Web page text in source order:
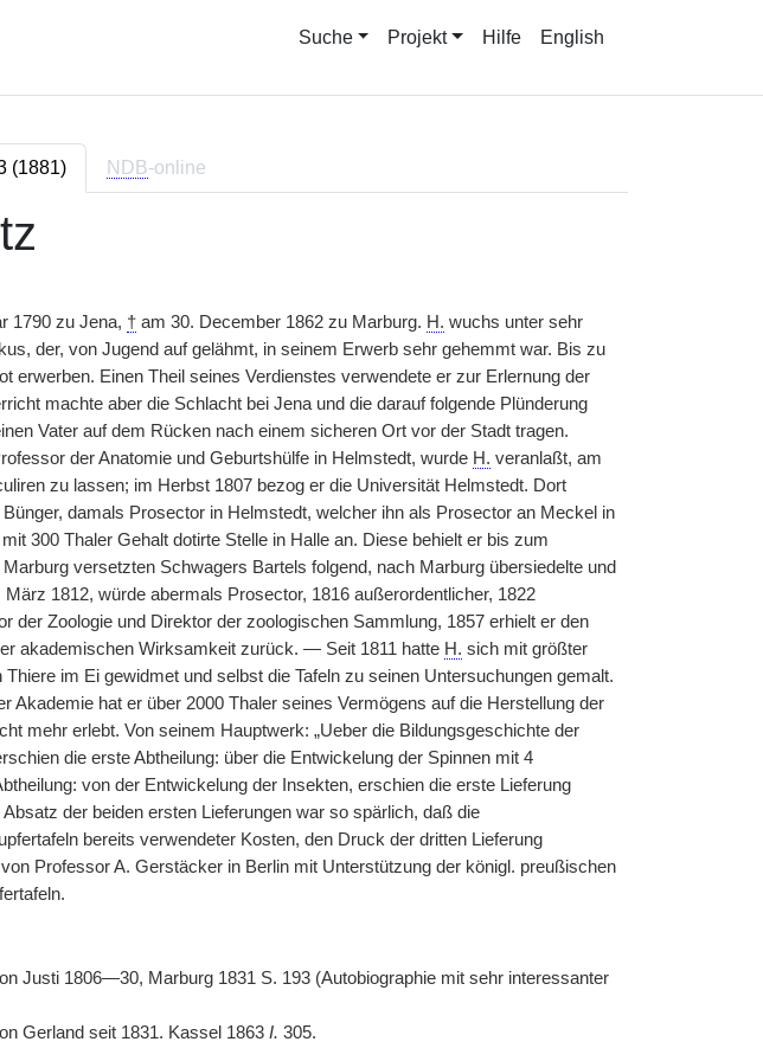
Suche Projekt Hilfe English
(1881) NDB-online
1790 zu Jena, †am 30. December 1862 zu Marburg. H. wuchs unter sehr
der, von Jugend auf gelähmt, in seinem Erwerb sehr gehemmt war. Bis zu
erwerben. Einen Theil seines Verdienstes verwendete er zur Erlernung der
machte aber die Schlacht bei Jena und die darauf folgende Plünderung
Vater auf dem Rücken nach einem sicheren Ort vor der Stadt tragen.
der Anatomie und Geburtshülfe in Helmstedt, wurde H. veranlaßt, am
zu lassen; im Herbst 1807 bezog er die Universität Helmstedt. Dort
damals Prosector in Helmstedt, welcher ihn als Prosector an Meckel in
300 Thaler Gehalt dotirte Stelle in Halle an. Diese behielt er bis zum
versetzten Schwagers Bartels folgend, nach Marburg übersiedelte und
1812, würde abermals Prosector, 1816 außerordentlicher, 1822
der Zoologie und Direktor der zoologischen Sammlung, 1857 erhielt er den
akademischen Wirksamkeit zurück. — Seit 1811 hatte H. sich mit größter
im Ei gewidmet und selbst die Tafeln zu seinen Untersuchungen gemalt.
Akademie hat er über 2000 Thaler seines Vermögens auf die Herstellung der
mehr erlebt. Von seinem Hauptwerk: „Ueber die Bildungsgeschichte der
die erste Abtheilung: über die Entwickelung der Spinnen mit 4
von der Entwickelung der Insekten, erschien die erste Lieferung
der beiden ersten Lieferungen war so spärlich, daß die
bereits verwendeter Kosten, den Druck der dritten Lieferung
Professor A. Gerstäcker in Berlin mit Unterstützung der königl. preußischen
Justi 1806—30, Marburg 1831 S. 193 (Autobiographie mit sehr interessanter
Gerland seit 1831. Kassel 1863 I. 305.